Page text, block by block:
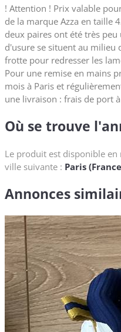
! Attention ! Prix valable
de la marque Azza en taille
deux paires ont été très
d'usure se situent au milieu
frotte pour redresser les
Pour une remise en mains
mois à Paris et
une livraison : frais de port
Où se trouve
Le produit est disponible
ville suivante : Paris
Annonces